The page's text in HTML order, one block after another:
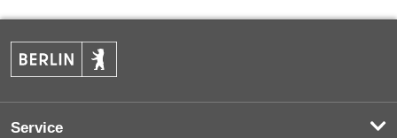
Service